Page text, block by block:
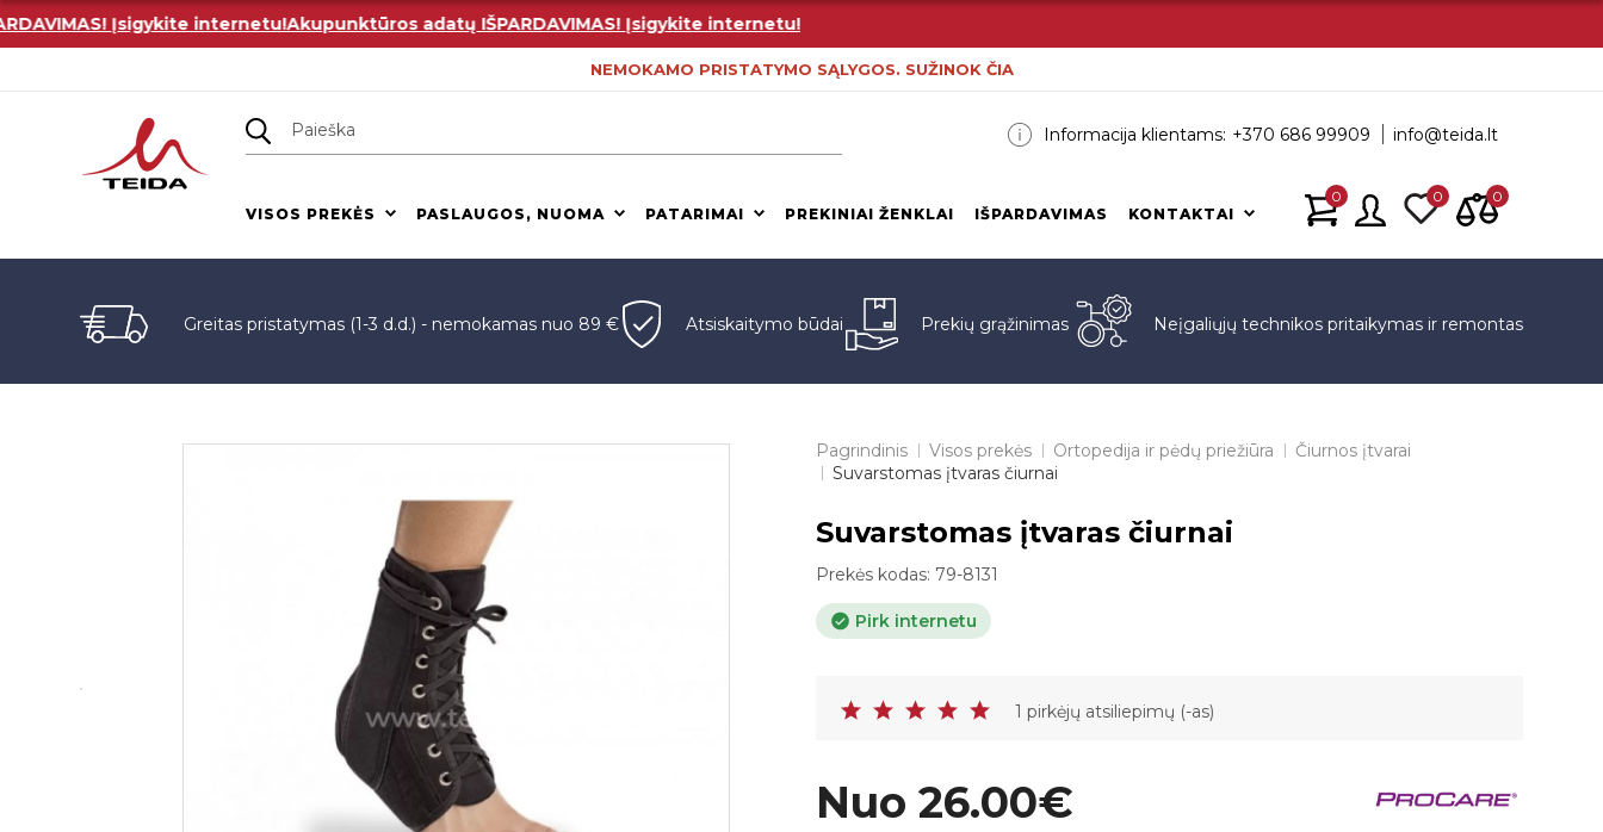
Įsigykite internetu!Akupunktūros adatų IŠPARDAVIMAS! Įsigykite internetu!
NEMOKAMO PRISTATYMO SĄLYGOS. SUŽINOK ČIA
Informacija klientams: +370 686 99909 info@teida.lt
VISOS PREKĖS PASLAUGOS, NUOMA PATARIMAI PREKINIAI ŽENKLAI IŠPARDAVIMAS KONTAKTAI
0 0 0
Greitas pristatymas (1-3 d.d.) - nemokamas nuo 89 € Atsiskaitymo būdai Prekių grąžinimas Neįgaliųjų technikos pritaikymas ir remontas
Pagrindinis Visos prekės Ortopedija ir pėdų priežiūra
Čiurnos įtvarai
Suvarstomas įtvaras čiurnai
Suvarstomas įtvaras čiurnai
Prekės kodas: 79-8131
Pirk internetu
1 pirkėjų atsiliepimų (-as)
Nuo 26.00€